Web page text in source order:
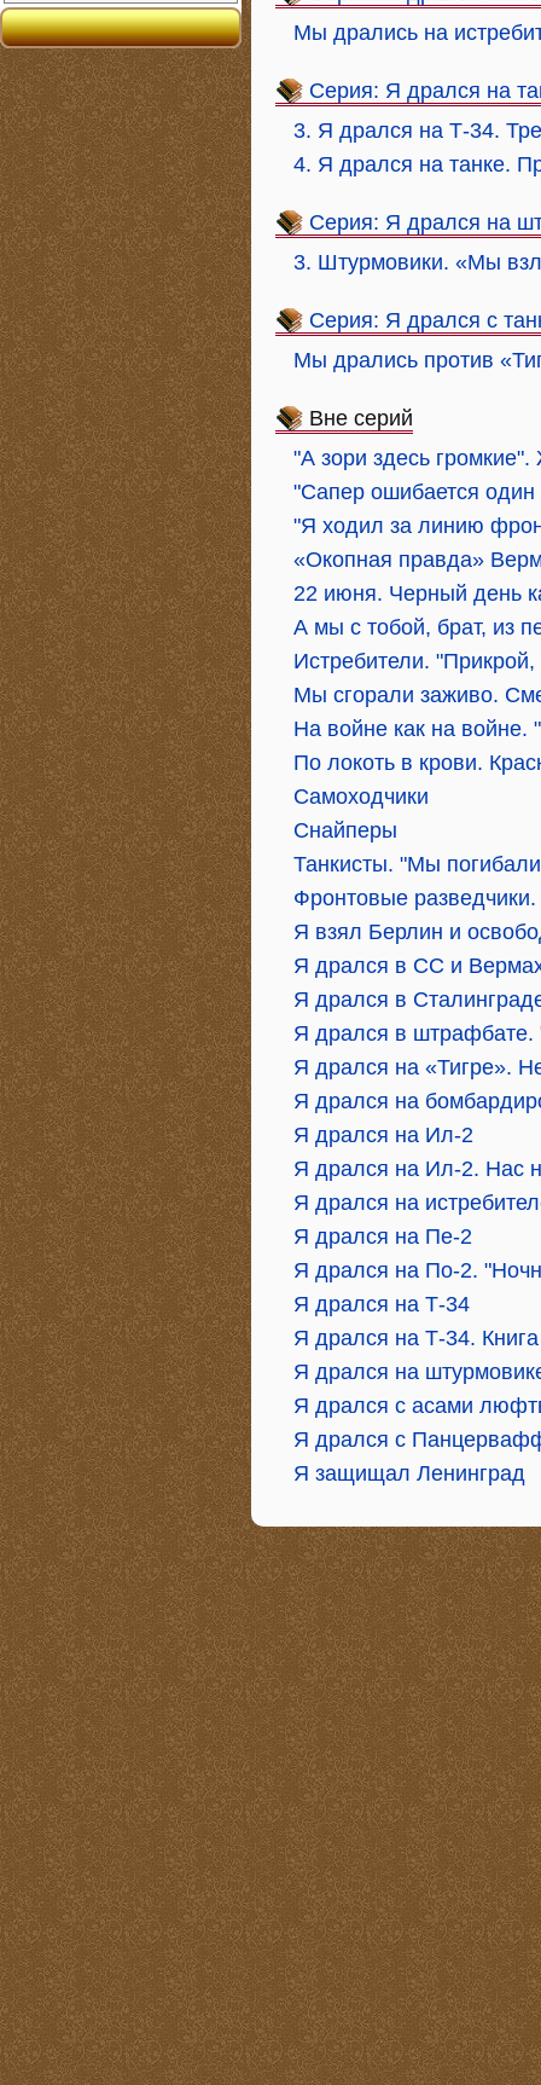
Мы дрались на
Серия: Я дрался на
3. Я дрался на Т-34.
4. Я дрался на танке.
Серия: Я дрался на
3. Штурмовики. «Мы
Серия: Я дрался с
Мы дрались против
Вне серий
"А зори здесь
"Сапер ошибается один
"Я ходил за линию
«Окопная правда»
22 июня. Черный день
А мы с тобой, брат, из
Истребители. "Прикрой,
Мы сгорали заживо.
На войне как на
По локоть в крови.
Самоходчики
Снайперы
Танкисты. "Мы
Фронтовые
Я взял Берлин и
Я дрался в СС и
Я дрался в
Я дрался в штрафбате.
Я дрался на «Тигре».
Я дрался на
Я дрался на Ил-2
Я дрался на Ил-2. Нас
Я дрался на
Я дрался на Пе-2
Я дрался на По-2.
Я дрался на Т-34
Я дрался на Т-34.
Я дрался на
Я дрался с асами
Я дрался с
Я защищал Ленинград